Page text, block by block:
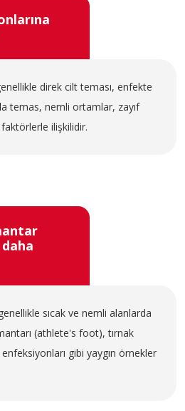
direk cilt teması, enfekte
temas, nemli ortamlar, zayıf
faktörlerle ilişkilidir.
sıcak ve nemli alanlarda
(athlete's foot), tırnak
gibi yaygın örnekler